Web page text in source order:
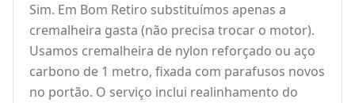
Sim. Em Bom Retiro substituímos apenas a
cremalheira gasta (não precisa trocar o motor).
Usamos cremalheira de nylon reforçado ou aço
carbono de 1 metro, fixada com parafusos novos
no portão. O serviço inclui realinhamento do